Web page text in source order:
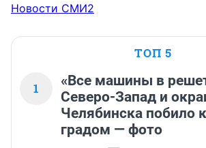
Новости СМИ2
ТОП 5
1
«Все машины в
Северо-Запад и
Челябинска побило
градом — фото